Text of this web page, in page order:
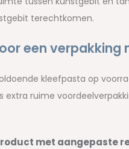
terechtkomen.
een verpakking
kleefpasta op
extra ruime
met aangepaste